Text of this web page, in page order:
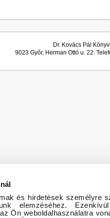
és hirdetések személyre
elemzéséhez.
Ön weboldalhasználatra
Dr. Kovács Pál
9023 Győr, Herman Ottó u. 22.